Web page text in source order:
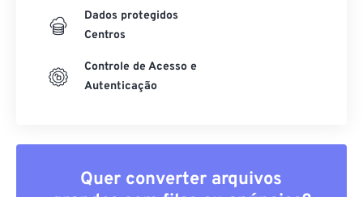
Dados protegidos
Centros
Controle de Acesso e
Autenticação
Quer converter arquivos